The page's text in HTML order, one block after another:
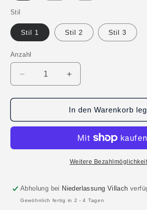
Stil
Stil 1 Stil 2 Stil 3
Anzahl
Anzahl
Verringere
die
Menge
Wörthersee
Erhöhe
die
Menge
für
Wörthersee
In den Warenkorb
Weitere
Abholung bei Niederlassung Villach
Gewöhnlich fertig in 2 - 4 Tagen